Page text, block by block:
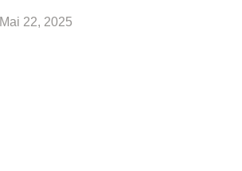
Mai 22, 2025